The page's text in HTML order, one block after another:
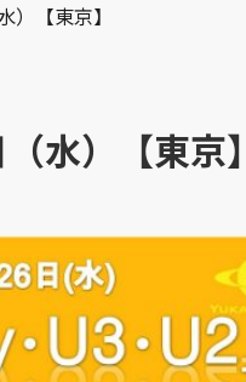
）【東京】
水）【東京】